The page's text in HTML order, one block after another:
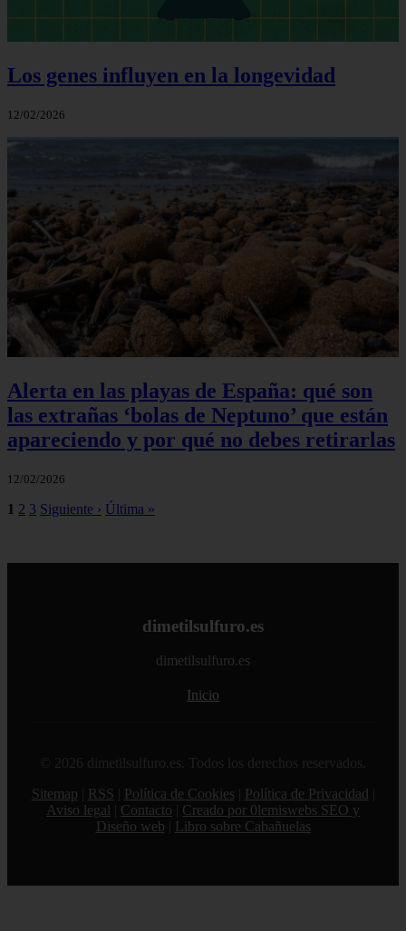
Los genes influyen en la longevidad
12/02/2026
Alerta en las playas de España: qué son
las extrañas ‘bolas de Neptuno’ que están
apareciendo y por qué no debes retirarlas
12/02/2026
1 2 3 Siguiente › Última »
dimetilsulfuro.es
dimetilsulfuro.es
Inicio
© 2026 dimetilsulfuro.es. Todos los derechos reservados.
Sitemap
RSS Política de Cookies Política de Privacidad
Aviso legal
Contacto
Creado por 0lemiswebs SEO y
Diseño web
Libro sobre Cabañuelas